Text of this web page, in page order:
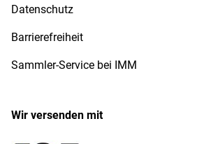
Datenschutz
Barrierefreiheit
Sammler-Service bei IMM
Wir versenden mit